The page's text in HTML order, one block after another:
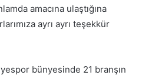
amacına ulaştığına
ayrı ayrı teşekkür
bünyesinde 21 branşın